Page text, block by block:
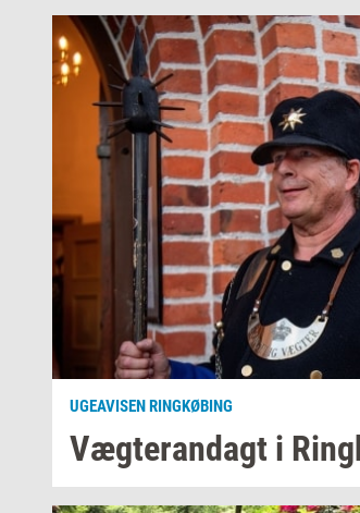
UGEAVISEN RINGKØBING
Væg­te­ran­dagt i